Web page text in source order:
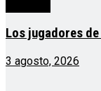
Los jugadores
3 agosto, 2026